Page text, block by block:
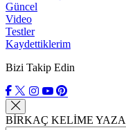
Güncel
Video
Testler
Kaydettiklerim
Bizi Takip Edin
BİRKAÇ KELİME